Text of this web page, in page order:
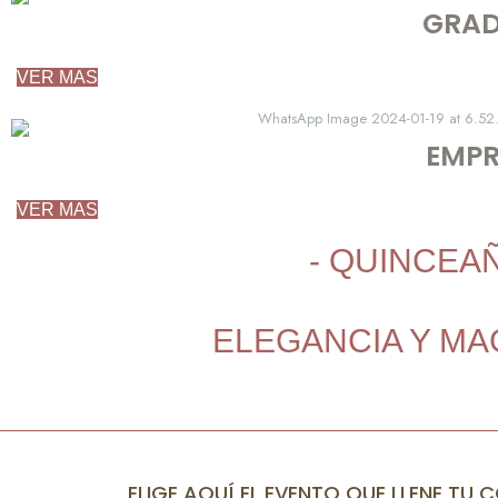
VER MAS
VER MAS
-
ELEGANCIA Y